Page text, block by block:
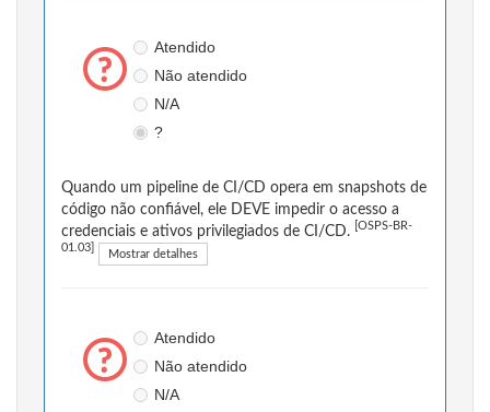
Atendido
Não atendido
N/A
?
Quando um pipeline de CI/CD opera em snapshots de
código não confiável, ele DEVE impedir o acesso a
credenciais e ativos privilegiados de CI/CD.
[OSPS-BR-
01.03] Mostrar detalhes
Atendido
Não atendido
N/A